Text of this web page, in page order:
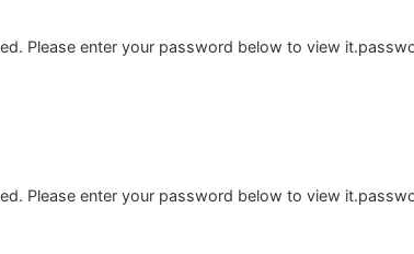
Please enter your password below to view
Please enter your password below to view